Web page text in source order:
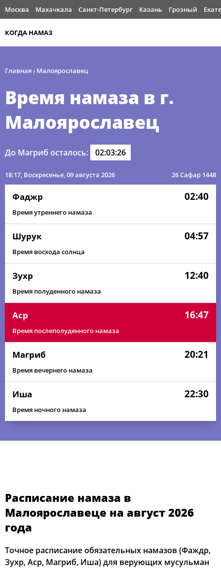
Москва Махачкала Санкт-Петербург Казань Грозный
КОГДА НАМАЗ
Главная› Малоярославец
Время намаза в г.
Малоярославец
До Магриб осталось: 02:03:26
18:17, Воскресенье, 09 августа 2026 26 Сафар 1448
Фаджр 02:40
Время утреннего намаза
Шурук 04:57
Время восхода солнца
Зухр 12:40
Время полуденного намаза
Аср 16:47
Время послеполуденного намаза
Магриб 20:21
Время вечернего намаза
Иша 22:30
Время ночного намаза
Расписание намаза в
Малоярославеце на август 2026
года
Точное расписание обязательных намазов (Фаждр,
Зухр, Аср, Магриб, Иша) для верующих мусульман